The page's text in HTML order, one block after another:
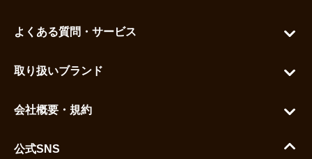
お気に入りを見る
よくある質問・サービス
ご利用ガイド
配送・送料について
取り扱いブランド
セイコー
会社概要・規約
公式SNS